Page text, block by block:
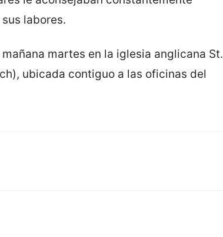
labores.
martes en la iglesia anglicana St.
ubicada contiguo a las oficinas del